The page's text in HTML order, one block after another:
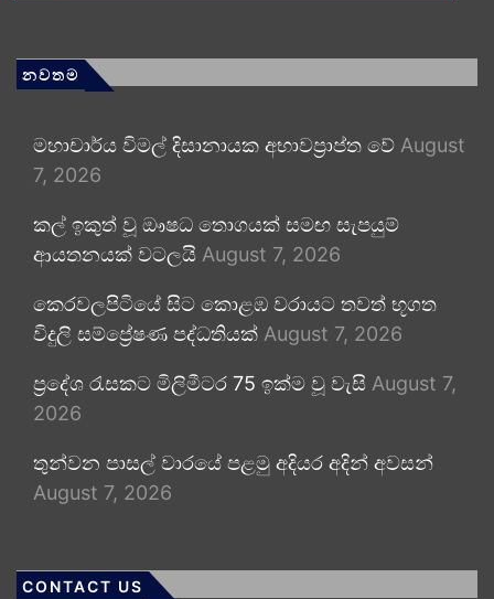
නවතම
මහාචාර්ය විමල් දිසානායක අභාවප්‍රාප්ත වේ August
7, 2026
කල් ඉකුත් වූ ඖෂධ තොගයක් සමඟ සැපයුම්
ආයතනයක් වටලයි August 7, 2026
කෙරවලපිටියේ සිට කොළඹ වරායට තවත් භූගත
විදුලි සම්ප්‍රේෂණ පද්ධතියක් August 7, 2026
ප්‍රදේශ රැසකට මිලිමීටර 75 ඉක්ම වූ වැසි August 7,
2026
තුන්වන පාසල් වාරයේ පළමු අදියර අදින් අවසන්
August 7, 2026
CONTACT US